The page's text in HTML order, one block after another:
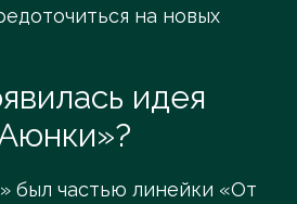
на новых
идея
был частью линейки «От